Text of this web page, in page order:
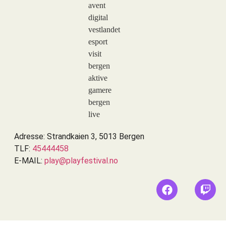
Adresse: Strandkaien 3, 5013 Bergen
TLF: 45444458
E-MAIL: play@playfestival.no